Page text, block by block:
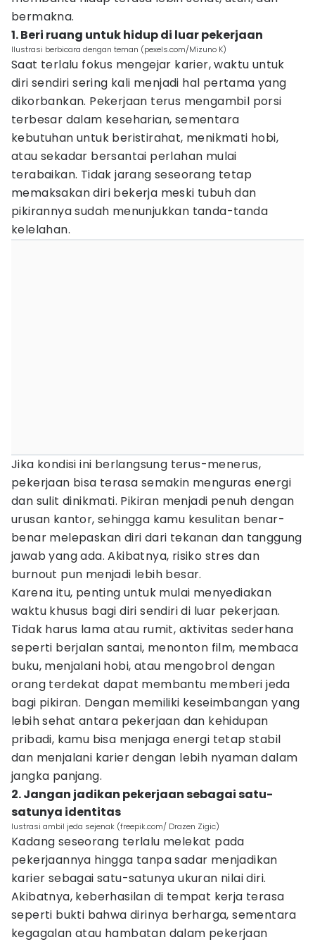
bermakna.
1. Beri ruang untuk hidup di luar pekerjaan
Ilustrasi berbicara dengan teman (pexels.com/Mizuno K)
Saat terlalu fokus mengejar karier, waktu untuk
diri sendiri sering kali menjadi hal pertama yang
dikorbankan. Pekerjaan terus mengambil porsi
terbesar dalam keseharian, sementara
kebutuhan untuk beristirahat, menikmati hobi,
atau sekadar bersantai perlahan mulai
terabaikan. Tidak jarang seseorang tetap
memaksakan diri bekerja meski tubuh dan
pikirannya sudah menunjukkan tanda-tanda
kelelahan.
Jika kondisi ini berlangsung terus-menerus,
pekerjaan bisa terasa semakin menguras energi
dan sulit dinikmati. Pikiran menjadi penuh dengan
urusan kantor, sehingga kamu kesulitan benar-
benar melepaskan diri dari tekanan dan tanggung
jawab yang ada. Akibatnya, risiko stres dan
burnout pun menjadi lebih besar.
Karena itu, penting untuk mulai menyediakan
waktu khusus bagi diri sendiri di luar pekerjaan.
Tidak harus lama atau rumit, aktivitas sederhana
seperti berjalan santai, menonton film, membaca
buku, menjalani hobi, atau mengobrol dengan
orang terdekat dapat membantu memberi jeda
bagi pikiran. Dengan memiliki keseimbangan yang
lebih sehat antara pekerjaan dan kehidupan
pribadi, kamu bisa menjaga energi tetap stabil
dan menjalani karier dengan lebih nyaman dalam
jangka panjang.
2. Jangan jadikan pekerjaan sebagai satu-
satunya identitas
Iustrasi ambil jeda sejenak (freepik.com/ Drazen Zigic)
Kadang seseorang terlalu melekat pada
pekerjaannya hingga tanpa sadar menjadikan
karier sebagai satu-satunya ukuran nilai diri.
Akibatnya, keberhasilan di tempat kerja terasa
seperti bukti bahwa dirinya berharga, sementara
kegagalan atau hambatan dalam pekerjaan